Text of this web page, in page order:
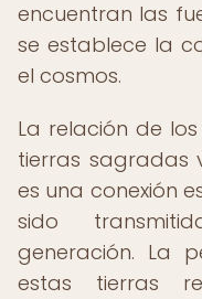
encuentran las
se establece la
el cosmos.
La relación de
tierras sagradas
es una conexión
sido
generación. La
estas tierras